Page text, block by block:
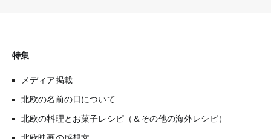
特集
メディア掲載
北欧の名前の日について
北欧の料理とお菓子レシピ（＆その他の海外レシピ）